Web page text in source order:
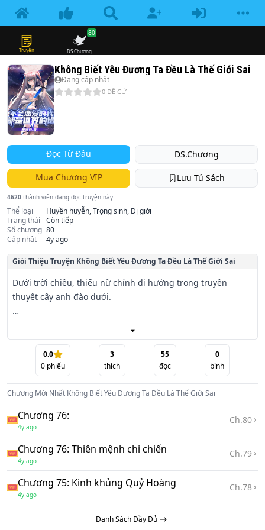
Truyện DS.Chương
80
Không Biết Yêu Đương Ta Đều Là Thế Giới Sai
Đang cập nhật
0 ĐỀ CỬ
Đọc Từ Đầu DS.Chương
Mua Chương VIP Lưu Tủ Sách
4620 thành viên đang đọc truyện này
Thể loại
Huyền huyễn, Trọng sinh, Dị giới
Trạng thái
Còn tiếp
Số chương 80
Cập nhật
4y ago
Giói Thiệu Truyện Không Biết Yêu Đương Ta Đều Là Thế Giới Sai
Dưới trời chiều, thiếu nữ chính đi hướng trong truyền
thuyết cây anh đào dưới.
Đồng dạng là dưới cây hoa anh đào, thiếu niên chính nhắm
mắt dưỡng thần, trong đầu hiện ra thiếu nữ bộ dáng.
Thân cao, một mét bảy, bình thường.
Thể trọng, hai mươi cân, không bình thường.
Nhịp tim tốc độ, mỗi phút đồng hồ một lần, cực không bình
thường.
Bởi vì nàng là thần bí khó lường U Minh vương gia công
vương gia huyết mạch.
0.0
0 phiếu
3
thích
55
đọc
0
bình
Chương Mới Nhất Không Biết Yêu Đương Ta Đều Là Thế Giới Sai
Chương 76:
4y ago
Ch.80
Chương 76: Thiên mệnh chi chiến
4y ago
Ch.79
Chương 75: Kinh khủng Quỷ Hoàng
4y ago
Ch.78
Danh Sách Đầy Đủ